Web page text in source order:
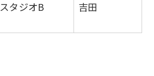
スタジオB
吉田
translated
mechanically,